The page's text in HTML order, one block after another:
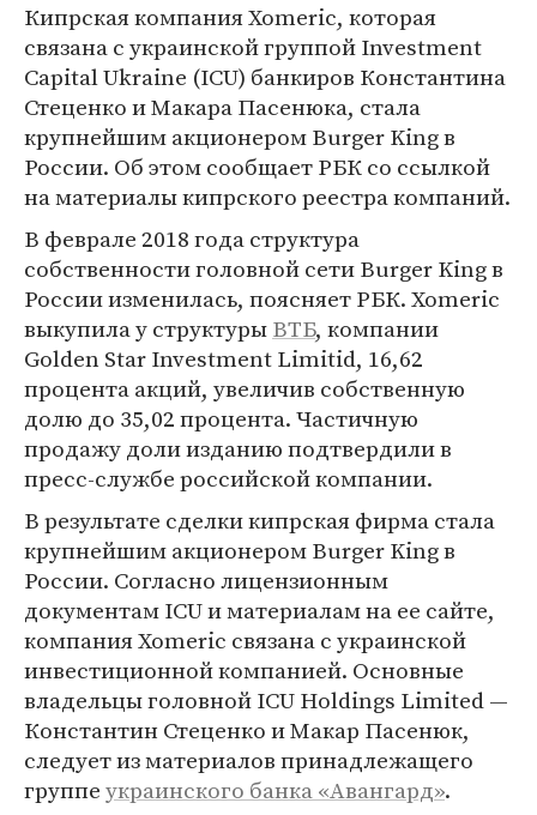
Кипрская компания Xomeric, которая
связана с украинской группой Investment
Capital Ukraine (ICU) банкиров Константина
Стеценко и Макара Пасенюка, стала
крупнейшим акционером Burger King в
России. Об этом сообщает РБК со ссылкой
на материалы кипрского реестра компаний.
В феврале 2018 года структура
собственности головной сети Burger King в
России изменилась, поясняет РБК. Xomeric
выкупила у структурыВТБ, компании
Golden Star Investment Limitid, 16,62
процента акций, увеличив собственную
долю до 35,02 процента. Частичную
продажу доли изданию подтвердили в
пресс-службе российской компании.
В результате сделки кипрская фирма стала
крупнейшим акционером Burger King в
России. Согласно лицензионным
документам ICU и материалам на ее сайте,
компания Xomeric связана с украинской
инвестиционной компанией. Основные
владельцы головной ICU Holdings Limited —
Константин Стеценко и Макар Пасенюк,
следует из материалов принадлежащего
группеукраинского банка «Авангард».